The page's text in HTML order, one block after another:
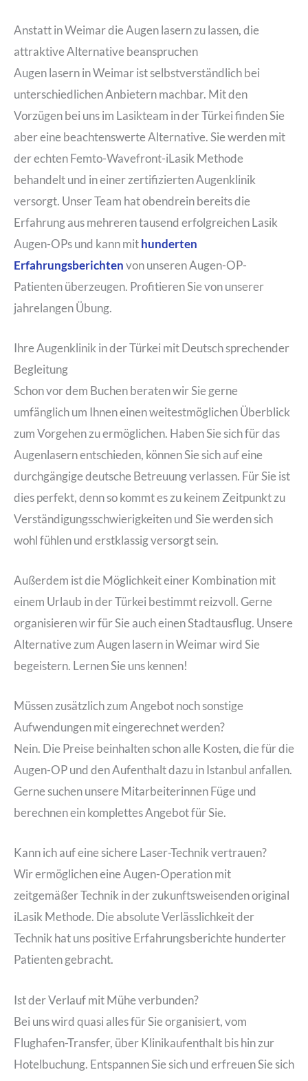
Anstatt in Weimar die Augen lasern zu lassen, die
attraktive Alternative beanspruchen
Augen lasern in Weimar ist selbstverständlich bei
unterschiedlichen Anbietern machbar. Mit den
Vorzügen bei uns im Lasikteam in der Türkei finden Sie
aber eine beachtenswerte Alternative. Sie werden mit
der echten Femto-Wavefront-iLasik Methode
behandelt und in einer zertifizierten Augenklinik
versorgt. Unser Team hat obendrein bereits die
Erfahrung aus mehreren tausend erfolgreichen Lasik
Augen-OPs und kann mithunderten
Erfahrungsberichtenvon unseren Augen-OP-
Patienten überzeugen. Profitieren Sie von unserer
jahrelangen Übung.
Ihre Augenklinik in der Türkei mit Deutsch sprechender
Begleitung
Schon vor dem Buchen beraten wir Sie gerne
umfänglich um Ihnen einen weitestmöglichen Überblick
zum Vorgehen zu ermöglichen. Haben Sie sich für das
Augenlasern entschieden, können Sie sich auf eine
durchgängige deutsche Betreuung verlassen. Für Sie ist
dies perfekt, denn so kommt es zu keinem Zeitpunkt zu
Verständigungsschwierigkeiten und Sie werden sich
wohl fühlen und erstklassig versorgt sein.
Außerdem ist die Möglichkeit einer Kombination mit
einem Urlaub in der Türkei bestimmt reizvoll. Gerne
organisieren wir für Sie auch einen Stadtausflug. Unsere
Alternative zum Augen lasern in Weimar wird Sie
begeistern. Lernen Sie uns kennen!
Müssen zusätzlich zum Angebot noch sonstige
Aufwendungen mit eingerechnet werden?
Nein. Die Preise beinhalten schon alle Kosten, die für die
Augen-OP und den Aufenthalt dazu in Istanbul anfallen.
Gerne suchen unsere Mitarbeiterinnen Füge und
berechnen ein komplettes Angebot für Sie.
Kann ich auf eine sichere Laser-Technik vertrauen?
Wir ermöglichen eine Augen-Operation mit
zeitgemäßer Technik in der zukunftsweisenden original
iLasik Methode. Die absolute Verlässlichkeit der
Technik hat uns positive Erfahrungsberichte hunderter
Patienten gebracht.
Ist der Verlauf mit Mühe verbunden?
Bei uns wird quasi alles für Sie organisiert, vom
Flughafen-Transfer, über Klinikaufenthalt bis hin zur
Hotelbuchung. Entspannen Sie sich und erfreuen Sie sich